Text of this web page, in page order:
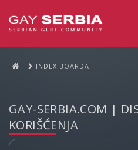
INDEX BOARDA
GAY-SERBIA.COM |
KORIŠĆENJA